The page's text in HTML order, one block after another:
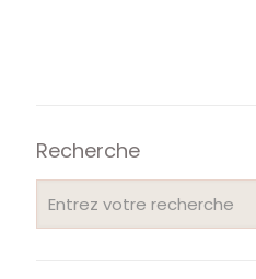
Recherche